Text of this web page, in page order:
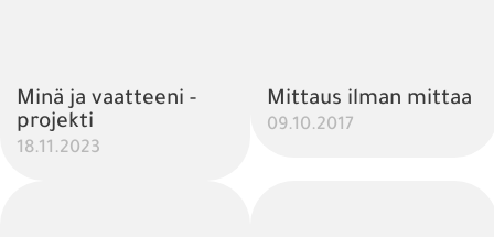
Minä ja vaatteeni -
projekti
18.11.2023
Mittaus ilman mittaa
09.10.2017